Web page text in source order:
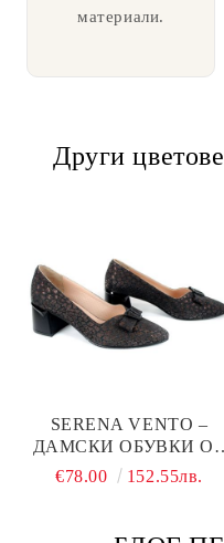
материали.
Други
SERENA VENTO –
ДАМСКИ ОБУВКИ ОТ
ЕСТЕСТВЕНА КОЖА С
€78.00 152.55лв.